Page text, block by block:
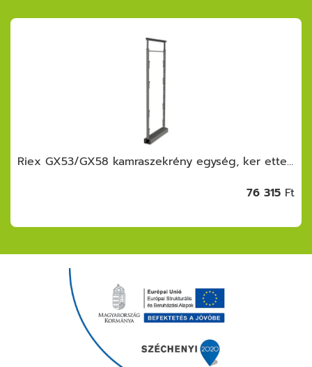
Riex GX53/GX58 kamraszekrény egység, ker ettel, fióksínnel, frontrögzítővel, 1550 -1700 mm, s.szürke
76 315 Ft